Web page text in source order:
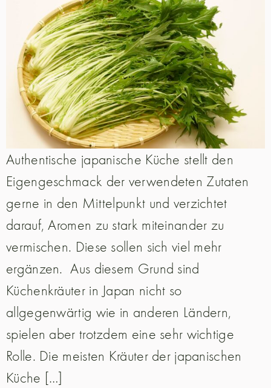
Authentische japanische Küche stellt den
Eigengeschmack der verwendeten Zutaten
gerne in den Mittelpunkt und verzichtet
darauf, Aromen zu stark miteinander zu
vermischen. Diese sollen sich viel mehr
ergänzen. Aus diesem Grund sind
Küchenkräuter in Japan nicht so
allgegenwärtig wie in anderen Ländern,
spielen aber trotzdem eine sehr wichtige
Rolle. Die meisten Kräuter der japanischen
Küche […]